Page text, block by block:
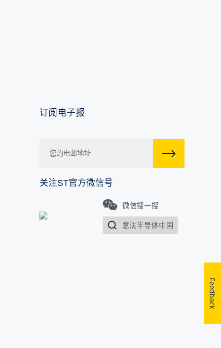
订阅电子报
关注ST官方微信号
微信搜一搜
意法半导体中国
Feedback